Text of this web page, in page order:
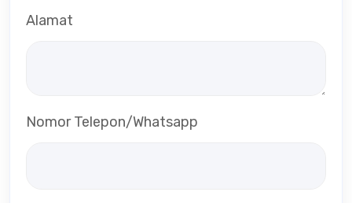
Alamat
Nomor Telepon/Whatsapp